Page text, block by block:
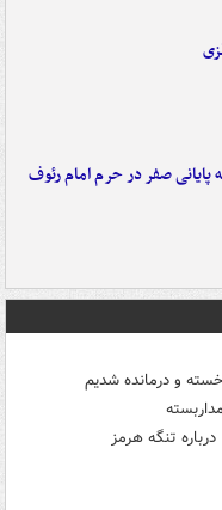
صفر در حرم امام رئوف
تنگه هرمز